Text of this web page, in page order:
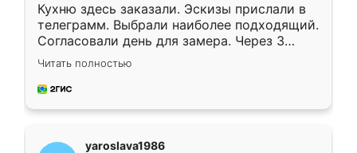
Кухню здесь заказали. Эскизы прислали в
телеграмм. Выбрали наиболее подходящий.
Согласовали день для замера. Через 3
недели кухня была уже готова. Остались
довольны работой. Спасибо Ренессанс
мебель за качественную работу!
Читать полностью
yaroslava1986